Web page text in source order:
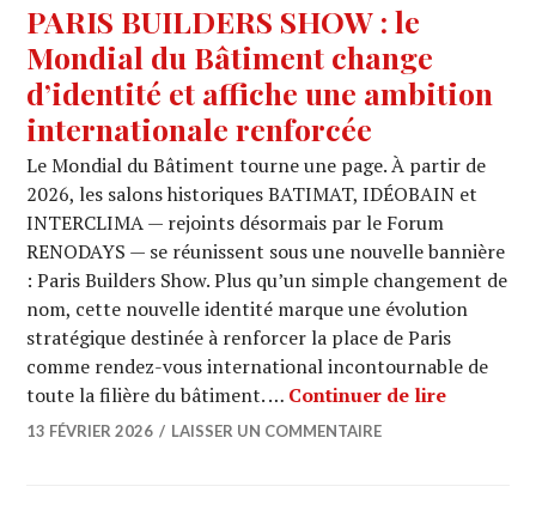
PARIS BUILDERS SHOW : le
Mondial du Bâtiment change
d’identité et affiche une ambition
internationale renforcée
Le Mondial du Bâtiment tourne une page. À partir de
2026, les salons historiques BATIMAT, IDÉOBAIN et
INTERCLIMA — rejoints désormais par le Forum
RENODAYS — se réunissent sous une nouvelle bannière
: Paris Builders Show. Plus qu’un simple changement de
nom, cette nouvelle identité marque une évolution
stratégique destinée à renforcer la place de Paris
comme rendez-vous international incontournable de
toute la filière du bâtiment. … Continuer de lirePARIS
13 FÉVRIER 2026 LAISSER UN COMMENTAIRE